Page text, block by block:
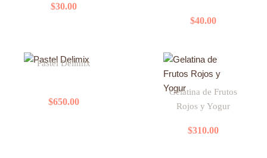
$30.00
variantes.
se
pueden
$40.00
Pastel Delimix
$650.00
Gelatina de Frutos
Rojos y Yogur
$310.00